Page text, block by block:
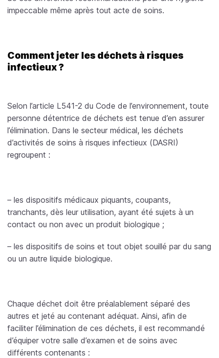
impeccable même après tout acte de soins.
Comment jeter les déchets à risques
infectieux ?
Selon l’article L541-2 du Code de l’environnement, toute
personne détentrice de déchets est tenue d’en assurer
l’élimination. Dans le secteur médical, les déchets
d’activités de soins à risques infectieux (DASRI)
regroupent :
– les dispositifs médicaux piquants, coupants,
tranchants, dès leur utilisation, ayant été sujets à un
contact ou non avec un produit biologique ;
– les dispositifs de soins et tout objet souillé par du sang
ou un autre liquide biologique.
Chaque déchet doit être préalablement séparé des
autres et jeté au contenant adéquat. Ainsi, afin de
faciliter l’élimination de ces déchets, il est recommandé
d’équiper votre salle d’examen et de soins avec
différents contenants :